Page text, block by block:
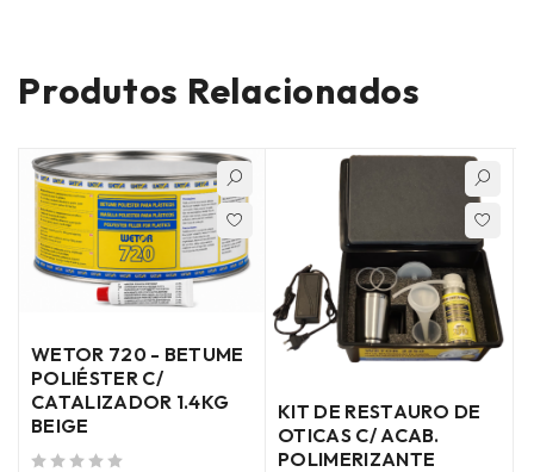
Produtos Relacionados
WETOR 720 - BETUME
POLIÉSTER C/
CATALIZADOR 1.4KG
BEIGE
KIT DE RESTAURO DE
OTICAS C/ ACAB.
POLIMERIZANTE